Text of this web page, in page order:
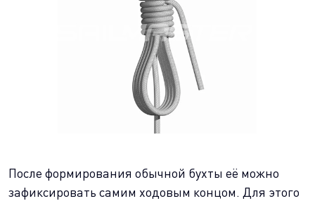
После формирования обычной бухты её можно
зафиксировать самим ходовым концом. Для этого